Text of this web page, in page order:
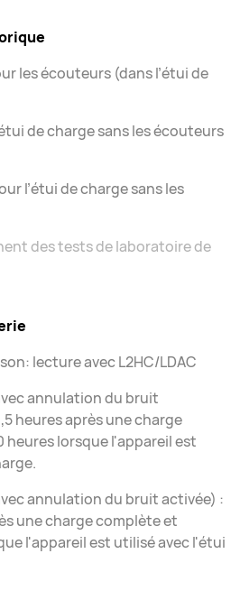
les écouteurs (dans l’étui de
de charge sans les écouteurs
l’étui de charge sans les
des tests de laboratoire de
lecture avec L2HC/LDAC
annulation du bruit
heures après une charge
lorsque l'appareil est
annulation du bruit activée) :
une charge complète et
l'appareil est utilisé avec l'étui